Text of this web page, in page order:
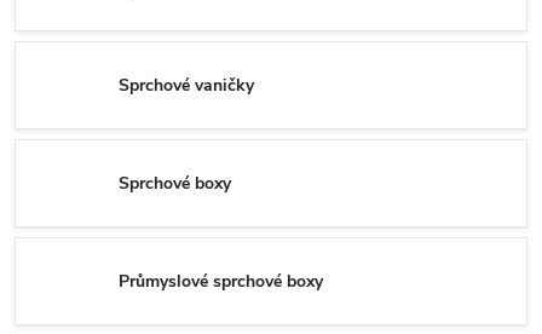
Sprchové vaničky
Sprchové boxy
Průmyslové sprchové boxy